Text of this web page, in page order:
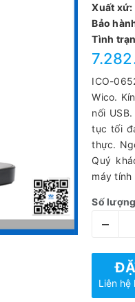
Xuất xứ:
Bảo
Tình
ICO-
Wico.
nối
tục tối
thực.
Quý
máy tính
Số lượng
–
Liên